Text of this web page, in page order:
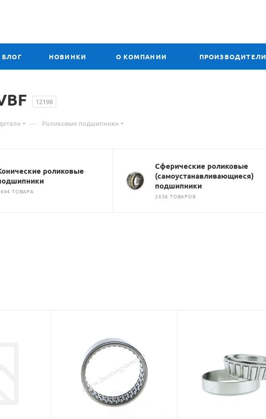
БЛОГ НОВИНКИ О КОМПАНИИ ПРОИЗВОДИТЕЛИ
12198
— Роликовые подшипники
роликовые
ТОВАРА
Сферические роликовые
(самоустанавливающиеся)
подшипники
2656 ТОВАРОВ